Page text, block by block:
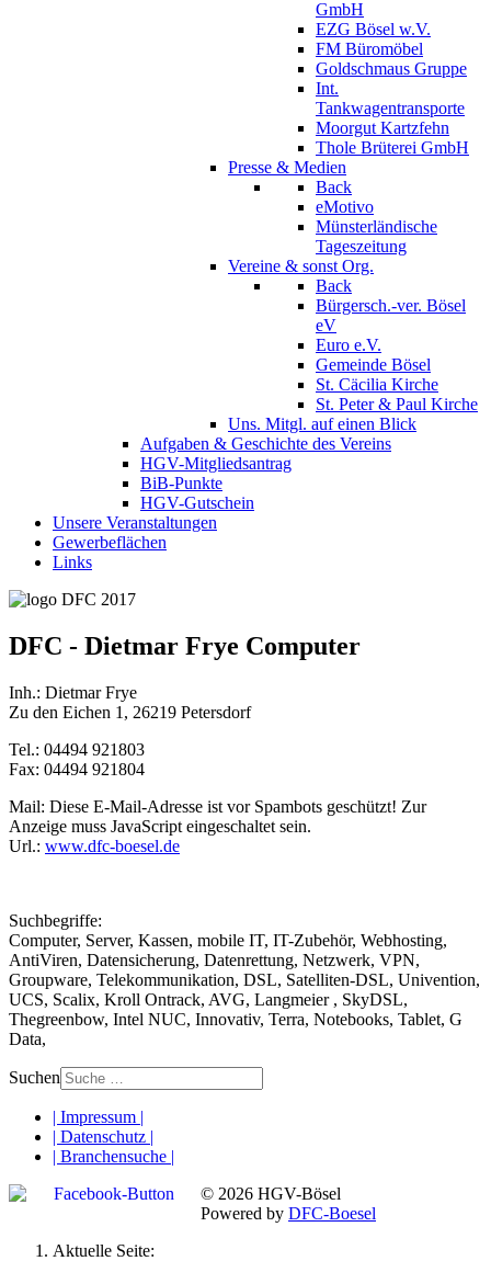
GmbH
EZG Bösel w.V.
FM Büromöbel
Goldschmaus Gruppe
Int.
Tankwagentransporte
Moorgut Kartzfehn
Thole Brüterei GmbH
Presse & Medien
Back
eMotivo
Münsterländische
Tageszeitung
Vereine & sonst Org.
Back
Bürgersch.-ver. Bösel
eV
Euro e.V.
Gemeinde Bösel
St. Cäcilia Kirche
St. Peter & Paul Kirche
Uns. Mitgl. auf einen Blick
Aufgaben & Geschichte des Vereins
HGV-Mitgliedsantrag
BiB-Punkte
HGV-Gutschein
Unsere Veranstaltungen
Gewerbeflächen
Links
DFC - Dietmar Frye Computer
Inh.: Dietmar Frye
Zu den Eichen 1, 26219 Petersdorf
Tel.: 04494 921803
Fax: 04494 921804
Mail: Diese E-Mail-Adresse ist vor Spambots geschützt! Zur
Anzeige muss JavaScript eingeschaltet sein.
Url.: www.dfc-boesel.de
Suchbegriffe:
Computer, Server, Kassen, mobile IT, IT-Zubehör, Webhosting,
AntiViren, Datensicherung, Datenrettung, Netzwerk, VPN,
Groupware, Telekommunikation, DSL, Satelliten-DSL, Univention,
UCS, Scalix, Kroll Ontrack, AVG, Langmeier , SkyDSL,
Thegreenbow, Intel NUC, Innovativ, Terra, Notebooks, Tablet, G
Data,
Suchen
| Impressum |
| Datenschutz |
| Branchensuche |
© 2026 HGV-Bösel
Powered by DFC-Boesel
Aktuelle Seite: